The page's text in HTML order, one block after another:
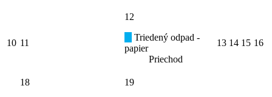
10 11
12
Triedený odpad -
papier
Priechod
13 14 15 16
18
19